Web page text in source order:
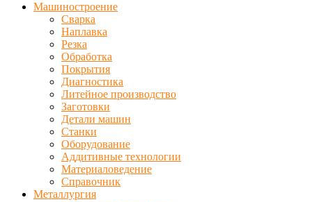
Машиностроение
Сварка
Наплавка
Резка
Обработка
Покрытия
Диагностика
Литейное производство
Заготовки
Детали машин
Станки
Оборудование
Аддитивные технологии
Материаловедение
Справочник
Металлургия